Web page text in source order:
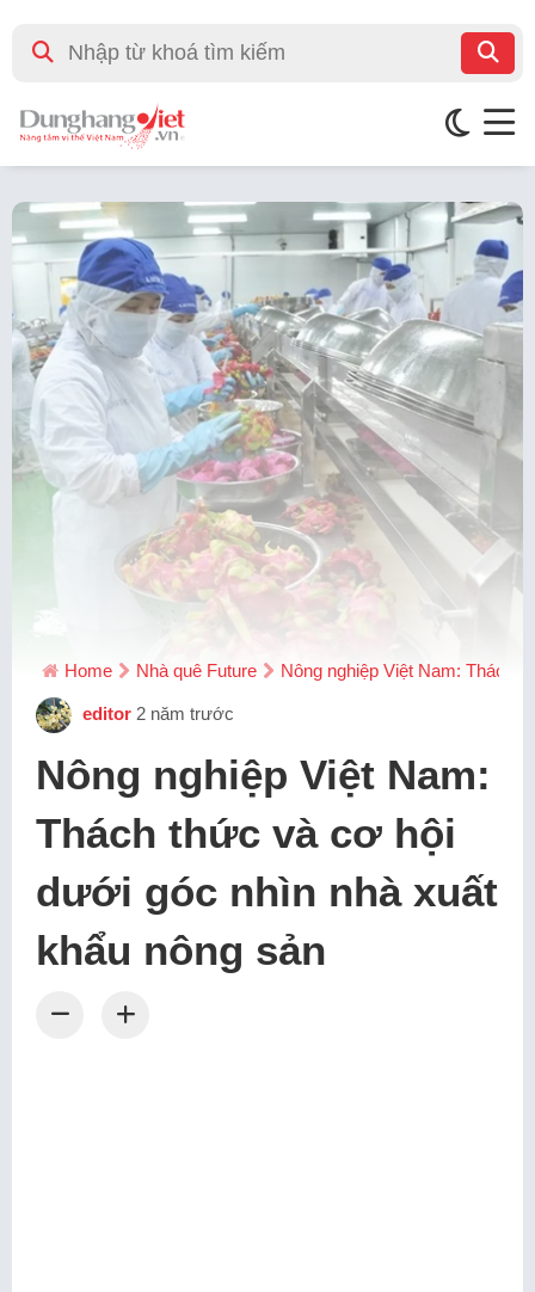
Home Nhà quê Future Nông nghiệp Việt Nam: Thách
editor 2 năm trước
Nông nghiệp Việt Nam:
Thách thức và cơ hội
dưới góc nhìn nhà xuất
khẩu nông sản